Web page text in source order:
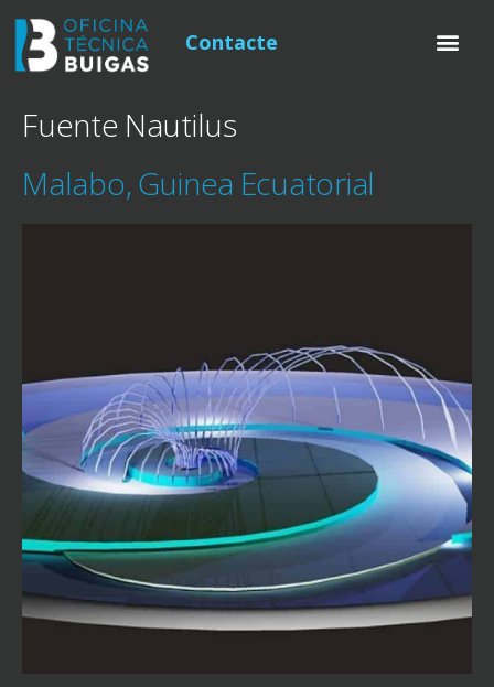
Contacte
Fuente Nautilus
Malabo, Guinea Ecuatorial